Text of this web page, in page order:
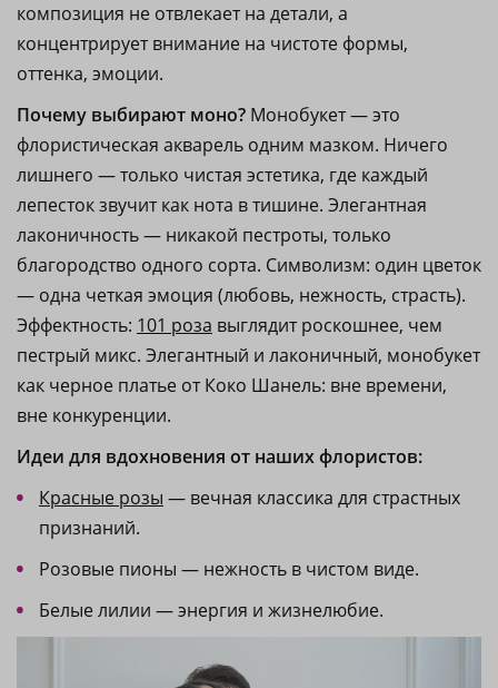
композиция не отвлекает на детали, а
концентрирует внимание на чистоте формы,
оттенка, эмоции.
Почему выбирают моно? Монобукет — это
флористическая акварель одним мазком. Ничего
лишнего — только чистая эстетика, где каждый
лепесток звучит как нота в тишине. Элегантная
лаконичность — никакой пестроты, только
благородство одного сорта. Символизм: один цветок
— одна четкая эмоция (любовь, нежность, страсть).
Эффектность: 101 роза выглядит роскошнее, чем
пестрый микс. Элегантный и лаконичный, монобукет
как черное платье от Коко Шанель: вне времени,
вне конкуренции.
Идеи для вдохновения от наших флористов:
Красные розы — вечная классика для страстных
признаний.
Розовые пионы — нежность в чистом виде.
Белые лилии — энергия и жизнелюбие.